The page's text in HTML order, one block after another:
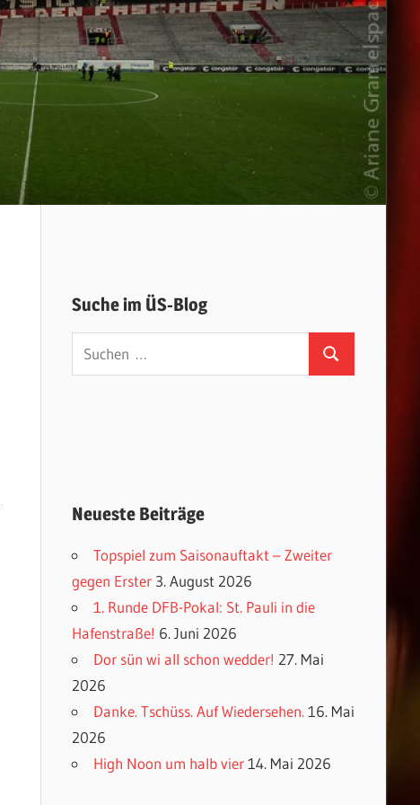
Suche im ÜS-Blog
Suchen
nach:
Suchen
Neueste Beiträge
Topspiel zum Saisonauftakt – Zweiter
gegen Erster 3. August 2026
1. Runde DFB-Pokal: St. Pauli in die
Hafenstraße! 6. Juni 2026
Dor sün wi all schon wedder! 27. Mai
2026
Danke. Tschüss. Auf Wiedersehen. 16. Mai
2026
High Noon um halb vier 14. Mai 2026